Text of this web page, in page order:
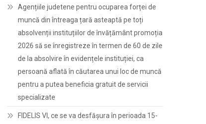
Agențiile judetene pentru ocuparea forței de
muncă din întreaga țară asteaptă pe toți
absolvenții instituțiilor de învățământ promoția
2026 să se înregistreze în termen de 60 de zile
de la absolvire în evidențele instituției, ca
persoană aflată în căutarea unui loc de muncă
pentru a putea beneficia gratuit de servicii
specializate
FIDELIS VI, ce se va desfășura în perioada 15-